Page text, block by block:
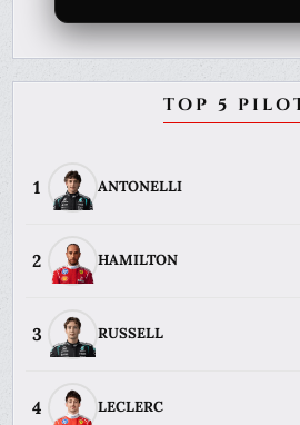
TOP 5
1 ANTONELLI
2 HAMILTON
3 RUSSELL
4 LECLERC